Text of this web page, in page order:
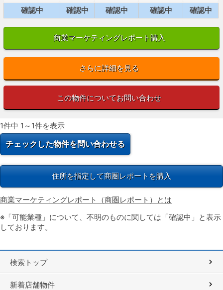
確認中 確認中 確認中 確認中 確認中
商業マーケティングレポート購入
さらに詳細を見る
この物件についてお問い合わせ
1件中 1～1件を表示
住所を指定して商圏レポートを購入
商業マーケティングレポート（商圏レポート）とは
※「可能業種」について、不明のものに関しては「確認中」と表示
しております。
検索トップ
新着店舗物件